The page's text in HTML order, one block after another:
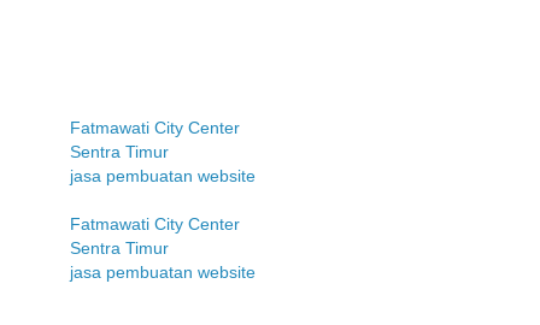
Fatmawati City Center
Sentra Timur
jasa pembuatan website
Fatmawati City Center
Sentra Timur
jasa pembuatan website